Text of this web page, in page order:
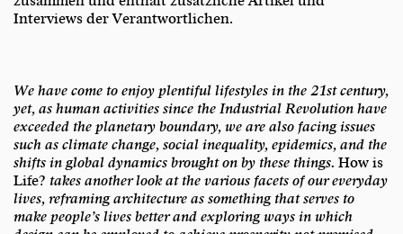
Interviews der Verantwortlichen.
We have come to enjoy plentiful lifestyles in the 21st century,
yet, as human activities since the Industrial Revolution have
exceeded the planetary boundary, we are also facing issues
such as climate change, social inequality, epidemics, and the
shifts in global dynamics brought on by these things. How is
Life? takes another look at the various facets of our everyday
lives, reframing architecture as something that serves to
make people’s lives better and exploring ways in which